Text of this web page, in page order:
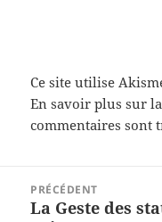
Ce site utilise
En savoir plus sur
commentaires sont
PRÉCÉDENT
Article
La Geste des